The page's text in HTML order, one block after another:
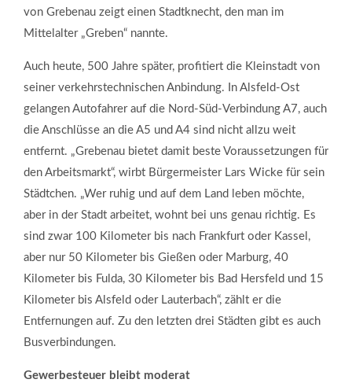
von Grebenau zeigt einen Stadtknecht, den man im
Mittelalter „Greben“ nannte.
Auch heute, 500 Jahre später, profitiert die Kleinstadt von
seiner verkehrstechnischen Anbindung. In Alsfeld-Ost
gelangen Autofahrer auf die Nord-Süd-Verbindung A7, auch
die Anschlüsse an die A5 und A4 sind nicht allzu weit
entfernt. „Grebenau bietet damit beste Voraussetzungen für
den Arbeitsmarkt“, wirbt Bürgermeister Lars Wicke für sein
Städtchen. „Wer ruhig und auf dem Land leben möchte,
aber in der Stadt arbeitet, wohnt bei uns genau richtig. Es
sind zwar 100 Kilometer bis nach Frankfurt oder Kassel,
aber nur 50 Kilometer bis Gießen oder Marburg, 40
Kilometer bis Fulda, 30 Kilometer bis Bad Hersfeld und 15
Kilometer bis Alsfeld oder Lauterbach“, zählt er die
Entfernungen auf. Zu den letzten drei Städten gibt es auch
Busverbindungen.
Gewerbesteuer bleibt moderat